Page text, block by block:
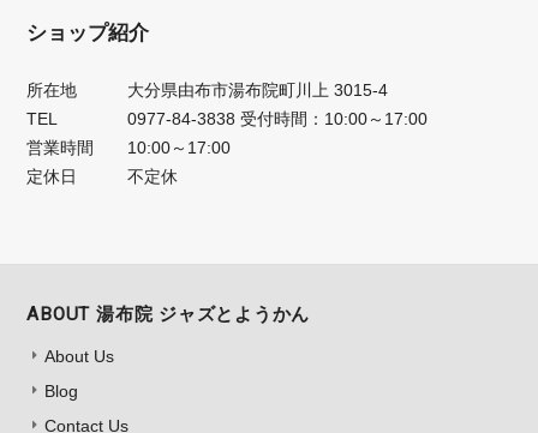
ショップ紹介
所在地
大分県由布市湯布院町川上 3015-4
TEL
0977-84-3838 受付時間：10:00～17:00
営業時間
10:00～17:00
定休日
不定休
ABOUT 湯布院 ジャズとようかん
About Us
Blog
Contact Us